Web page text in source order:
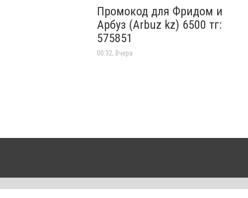
Промокод для Фридом и
Арбуз (Arbuz kz) 6500 тг:
575851
00:32, Вчера